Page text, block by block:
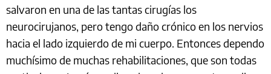
salvaron en una de las tantas cirugías los
neurocirujanos, pero tengo daño crónico en los nervios
hacia el lado izquierdo de mi cuerpo. Entonces dependo
muchísimo de muchas rehabilitaciones, que son todas